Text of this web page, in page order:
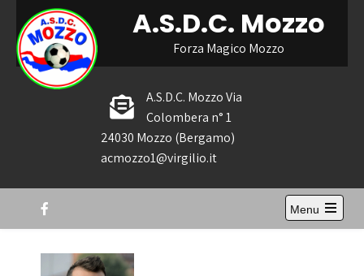
content
A.S.D.C. Mozzo
Forza Magico Mozzo
A.S.D.C. Mozzo Via
Colombera n° 1
24030 Mozzo (Bergamo)
acmozzo1@virgilio.it
Menu
Open